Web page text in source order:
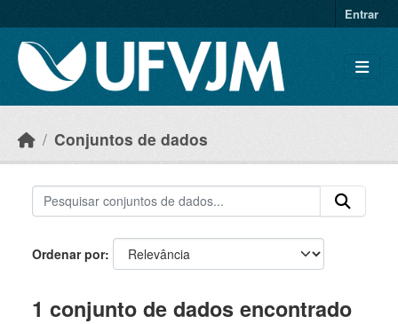
Entrar
Conjuntos de dados
Ordenar por
1 conjunto de dados encontrado